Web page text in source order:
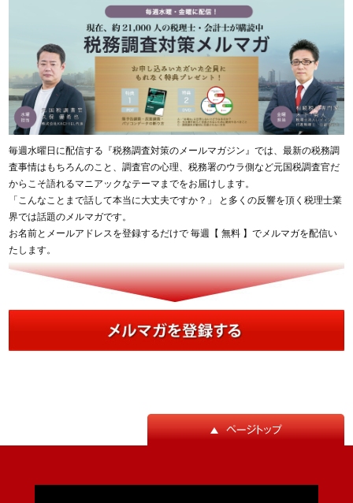
毎週水曜日に配信する『税務調査対策のメールマガジン』では、最新の税務調
査事情はもちろんのこと、調査官の心理、税務署のウラ側など元国税調査官だ
からこそ語れるマニアックなテーマまでをお届けします。
「こんなことまで話して本当に大丈夫ですか？」 と多くの反響を頂く税理士業
界では話題のメルマガです。
お名前とメールアドレスを登録するだけで 毎週【 無料 】でメルマガを配信い
たします。